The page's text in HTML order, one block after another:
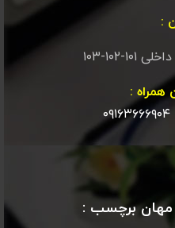
:
همراه :
۰۹۱۶۳۶۶۶۹۰۴
مهان برچسب :